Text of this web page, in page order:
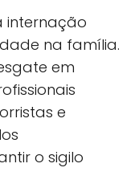
internação
na família.
em
e
o sigilo